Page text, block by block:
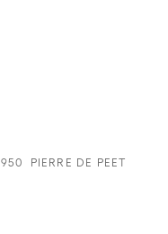
PIERRE DE PEET